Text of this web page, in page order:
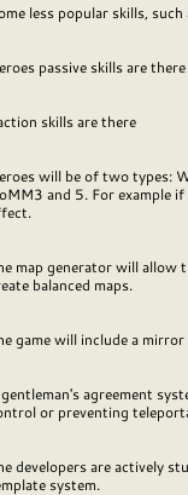
less popular skills,
passive skills are
skills are there
will be of two types:
and 5. For example
map generator will allow
balanced maps.
game will include a
gentleman's agreement
or preventing
developers are actively
system.